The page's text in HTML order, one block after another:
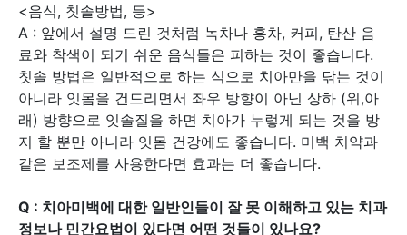
<음식, 칫솔방법, 등>
A : 앞에서 설명 드린 것처럼 녹차나 홍차, 커피, 탄산 음
료와 착색이 되기 쉬운 음식들은 피하는 것이 좋습니다.
칫솔 방법은 일반적으로 하는 식으로 치아만을 닦는 것이
아니라 잇몸을 건드리면서 좌우 방향이 아닌 상하 (위,아
래) 방향으로 잇솔질을 하면 치아가 누렇게 되는 것을 방
지 할 뿐만 아니라 잇몸 건강에도 좋습니다. 미백 치약과
같은 보조제를 사용한다면 효과는 더 좋습니다.
Q : 치아미백에 대한 일반인들이 잘 못 이해하고 있는 치과
정보나 민간요법이 있다면 어떤 것들이 있나요?